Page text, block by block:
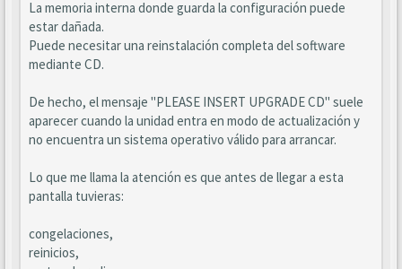
La memoria interna donde guarda la configuración puede
estar dañada.
Puede necesitar una reinstalación completa del software
mediante CD.
De hecho, el mensaje "PLEASE INSERT UPGRADE CD" suele
aparecer cuando la unidad entra en modo de actualización y
no encuentra un sistema operativo válido para arrancar.
Lo que me llama la atención es que antes de llegar a esta
pantalla tuvieras:
congelaciones,
reinicios,